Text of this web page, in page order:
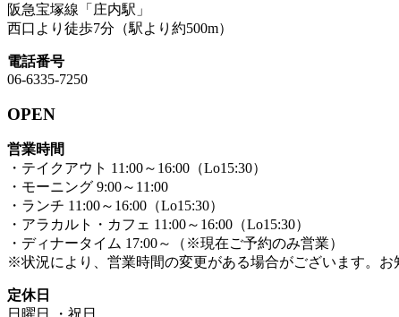
阪急宝塚線「庄内駅」
西口より徒歩7分（駅より約500m）
電話番号
06-6335-7250
OPEN
営業時間
・テイクアウト 11:00～16:00（Lo15:30）
・モーニング 9:00～11:00
・ランチ 11:00～16:00（Lo15:30）
・アラカルト・カフェ 11:00～16:00（Lo15:30）
・ディナータイム 17:00～（※現在ご予約のみ営業）
※状況により、営業時間の変更がある場合がございます。お
定休日